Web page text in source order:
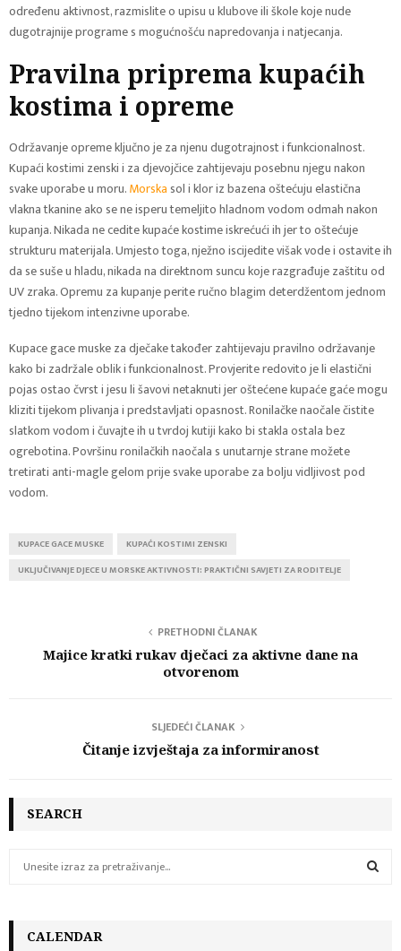
određenu aktivnost, razmislite o upisu u klubove ili škole koje nude
dugotrajnije programe s mogućnošću napredovanja i natjecanja.
Pravilna priprema kupaćih
kostima i opreme
Održavanje opreme ključno je za njenu dugotrajnost i funkcionalnost.
Kupaći kostimi zenski i za djevojčice zahtijevaju posebnu njegu nakon
svake uporabe u moru.Morska sol i klor iz bazena oštećuju elastična
vlakna tkanine ako se ne isperu temeljito hladnom vodom odmah nakon
kupanja. Nikada ne cedite kupaće kostime iskrećući ih jer to oštećuje
strukturu materijala. Umjesto toga, nježno iscijedite višak vode i ostavite ih
da se suše u hladu, nikada na direktnom suncu koje razgrađuje zaštitu od
UV zraka. Opremu za kupanje perite ručno blagim deterdžentom jednom
tjedno tijekom intenzivne uporabe.
Kupace gace muske za dječake također zahtijevaju pravilno održavanje
kako bi zadržale oblik i funkcionalnost. Provjerite redovito je li elastični
pojas ostao čvrst i jesu li šavovi netaknuti jer oštećene kupaće gaće mogu
kliziti tijekom plivanja i predstavljati opasnost. Ronilačke naočale čistite
slatkom vodom i čuvajte ih u tvrdoj kutiji kako bi stakla ostala bez
ogrebotina. Površinu ronilačkih naočala s unutarnje strane možete
tretirati anti-magle gelom prije svake uporabe za bolju vidljivost pod
vodom.
KUPACE GACE MUSKE
KUPAĆI KOSTIMI ZENSKI
UKLJUČIVANJE DJECE U MORSKE AKTIVNOSTI: PRAKTIČNI SAVJETI ZA RODITELJE
PRETHODNI ČLANAK
Majice kratki rukav dječaci za aktivne dane na
otvorenom
SLJEDEĆI ČLANAK
Čitanje izvještaja za informiranost
SEARCH
CALENDAR